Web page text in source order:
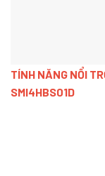
TÍNH NĂNG NỔI
SMI4HBS01D